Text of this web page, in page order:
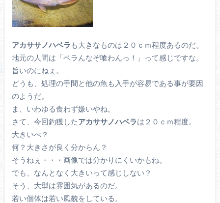
アカササノハベラ も大きなものは２０ｃｍ程度あるのだ。
地元の人間は「ベラんなぞ喰わんっ！」って感じですな。
旨いのにねぇ。
どうも、処理の手間と他の魚も入手が容易である事が要因
のようだ。
ま、いわゆる食わず嫌いやね。
さて、今回釣獲したアカササノハベラは２０ｃｍ程度。
大きいべ？
何？大きさが良く分からん？
そうねぇ・・・画像では分かりにくいかもね。
でも、なんとなく大きいって感じしない？
そう、大型は雰囲気があるのだ。
若い個体は若い風貌をしている。